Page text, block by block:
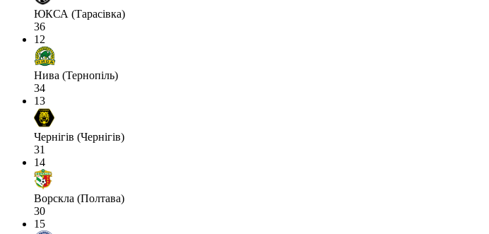
ЮКСА (Тарасівка)
36
12
Нива (Тернопіль)
34
13
Чернігів (Чернігів)
31
14
Ворскла (Полтава)
30
15